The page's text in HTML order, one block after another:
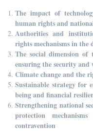
The impact of
human rights and
Authorities and
rights mechanisms in the
The social dimension of
ensuring the security and
Climate change and the
Sustainable strategy for
being and financial
Strengthening national
protection
contravention